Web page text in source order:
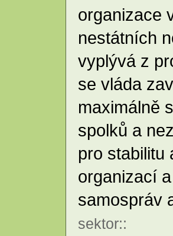
organizace
nestátních
vyplývá z
se vláda
maximálně
spolků a
pro stabilitu
organizací
samospráv
sektor::